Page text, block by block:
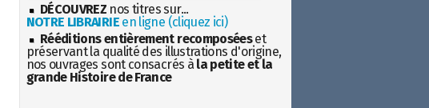
DÉCOUVREZ nos titres sur...
NOTRE LIBRAIRIEen ligne (cliquez ici)
Rééditions entièrement recomposéeset
préservant la qualité des illustrations d'origine,
nos ouvrages sont consacrés à la petite et la
grande Histoire de France